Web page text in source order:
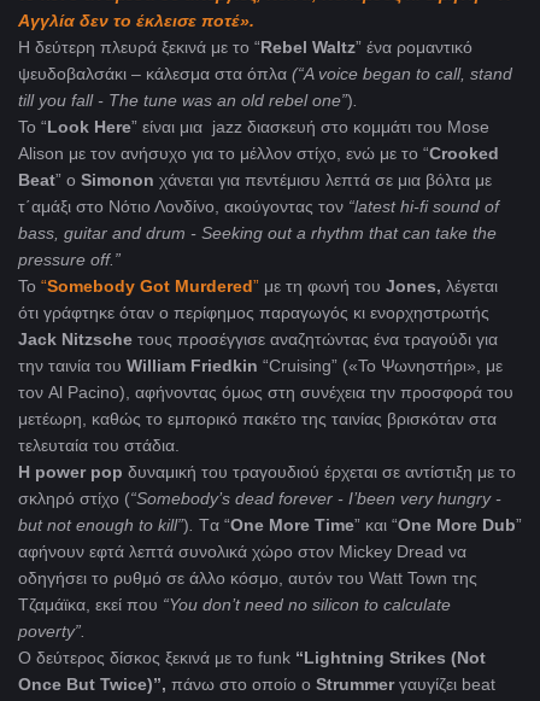
Αγγλία δεν το έκλεισε ποτέ».
Η δεύτερη πλευρά ξεκινά με το “Rebel Waltz” ένα ρομαντικό
ψευδοβαλσάκι – κάλεσμα στα όπλα (“A voice began to call, stand
till you fall - The tune was an old rebel one”).
Το “Look Here” είναι μια jazz διασκευή στο κομμάτι του Mose
Alison με τον ανήσυχο για το μέλλον στίχο, ενώ με το “Crooked
Beat” o Simonon χάνεται για πεντέμισυ λεπτά σε μια βόλτα με
τ΄αμάξι στο Νότιο Λονδίνο, ακούγοντας τον “latest hi-fi sound of
bass, guitar and drum - Seeking out a rhythm that can take the
pressure off.”
Το “Somebody Got Murdered” με τη φωνή του Jones, λέγεται
ότι γράφτηκε όταν ο περίφημος παραγωγός κι ενορχηστρωτής
Jack Nitzsche τους προσέγγισε αναζητώντας ένα τραγούδι για
την ταινία του William Friedkin “Cruising” («Το Ψωνηστήρι», με
τον Al Pacino), αφήνοντας όμως στη συνέχεια την προσφορά του
μετέωρη, καθώς το εμπορικό πακέτο της ταινίας βρισκόταν στα
τελευταία του στάδια.
Η power pop δυναμική του τραγουδιού έρχεται σε αντίστιξη με το
σκληρό στίχο (“Somebody’s dead forever - I’been very hungry-
but not enough to kill”). Tα “One More Time” και “One More Dub”
αφήνουν εφτά λεπτά συνολικά χώρο στον Mickey Dread να
οδηγήσει το ρυθμό σε άλλο κόσμο, αυτόν του Watt Town της
Τζαμάϊκα, εκεί που “You don’t need no silicon to calculate
poverty”.
O δεύτερος δίσκος ξεκινά με το funk “Lightning Strikes (Not
Once But Twice)”, πάνω στο οποίο ο Strummerγαυγίζει beat